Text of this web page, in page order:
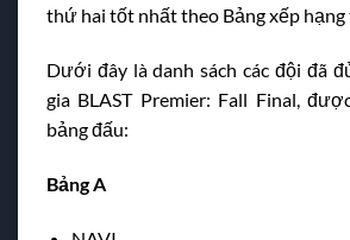
thứ hai tốt nhất theo Bảng xếp hạng
Dưới đây là danh sách các đội đã
gia BLAST Premier: Fall Final,
bảng đấu:
Bảng A